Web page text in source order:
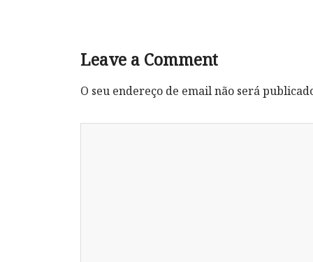
Leave a Comment
O seu endereço de email não será